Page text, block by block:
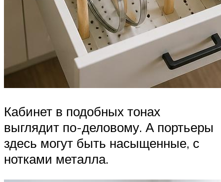
Кабинет в подобных тонах
выглядит по-деловому. А портьеры
здесь могут быть насыщенные, с
нотками металла.